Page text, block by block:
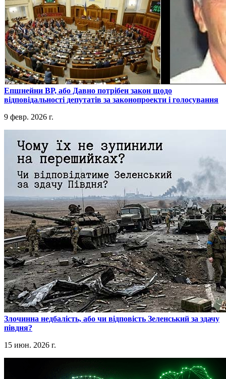
​Епшнейни ВР, або Давно потрібен закон щодо
відповідальності депутатів за законопроекти і голосування
9 февр. 2026 г.
​Злочинна недбалість, або чи відповість Зеленський за здачу
півдня?
15 июн. 2026 г.